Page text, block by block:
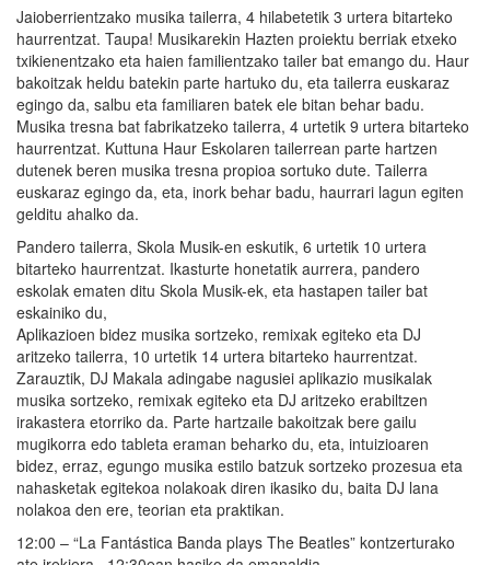
Jaioberrientzako musika tailerra, 4 hilabetetik 3 urtera bitarteko
haurrentzat. Taupa! Musikarekin Hazten proiektu berriak etxeko
txikienentzako eta haien familientzako tailer bat emango du. Haur
bakoitzak heldu batekin parte hartuko du, eta tailerra euskaraz
egingo da, salbu eta familiaren batek ele bitan behar badu.
Musika tresna bat fabrikatzeko tailerra, 4 urtetik 9 urtera bitarteko
haurrentzat. Kuttuna Haur Eskolaren tailerrean parte hartzen
dutenek beren musika tresna propioa sortuko dute. Tailerra
euskaraz egingo da, eta, inork behar badu, haurrari lagun egiten
gelditu ahalko da.
Pandero tailerra, Skola Musik-en eskutik, 6 urtetik 10 urtera
bitarteko haurrentzat. Ikasturte honetatik aurrera, pandero
eskolak ematen ditu Skola Musik-ek, eta hastapen tailer bat
eskainiko du,
Aplikazioen bidez musika sortzeko, remixak egiteko eta DJ
aritzeko tailerra, 10 urtetik 14 urtera bitarteko haurrentzat.
Zarauztik, DJ Makala adingabe nagusiei aplikazio musikalak
musika sortzeko, remixak egiteko eta DJ aritzeko erabiltzen
irakastera etorriko da. Parte hartzaile bakoitzak bere gailu
mugikorra edo tableta eraman beharko du, eta, intuizioaren
bidez, erraz, egungo musika estilo batzuk sortzeko prozesua eta
nahasketak egitekoa nolakoak diren ikasiko du, baita DJ lana
nolakoa den ere, teorian eta praktikan.
12:00 – “La Fantástica Banda plays The Beatles” kontzerturako